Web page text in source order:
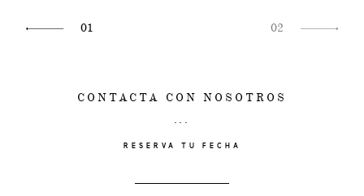
01 02
CONTACTA CON NOSOTROS
RESERVA TU FECHA